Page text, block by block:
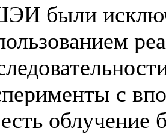
были
с
облучение